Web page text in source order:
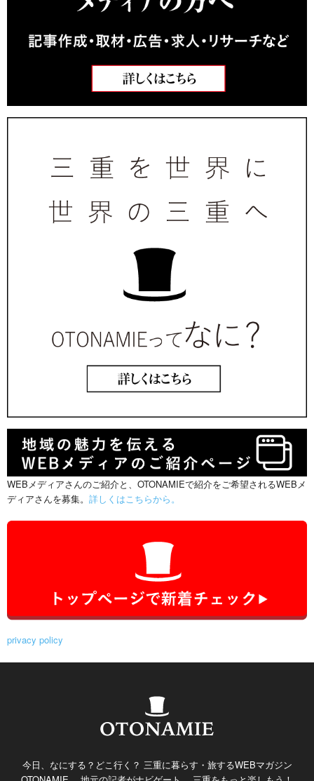
WEBメディアさんのご紹介と、OTONAMIEで紹介をご希望されるWEBメ
ディアさんを募集。 詳しくはこちらから。
privacy policy
今日、なにする？どこ行く？ 三重に暮らす・旅するWEBマガジン